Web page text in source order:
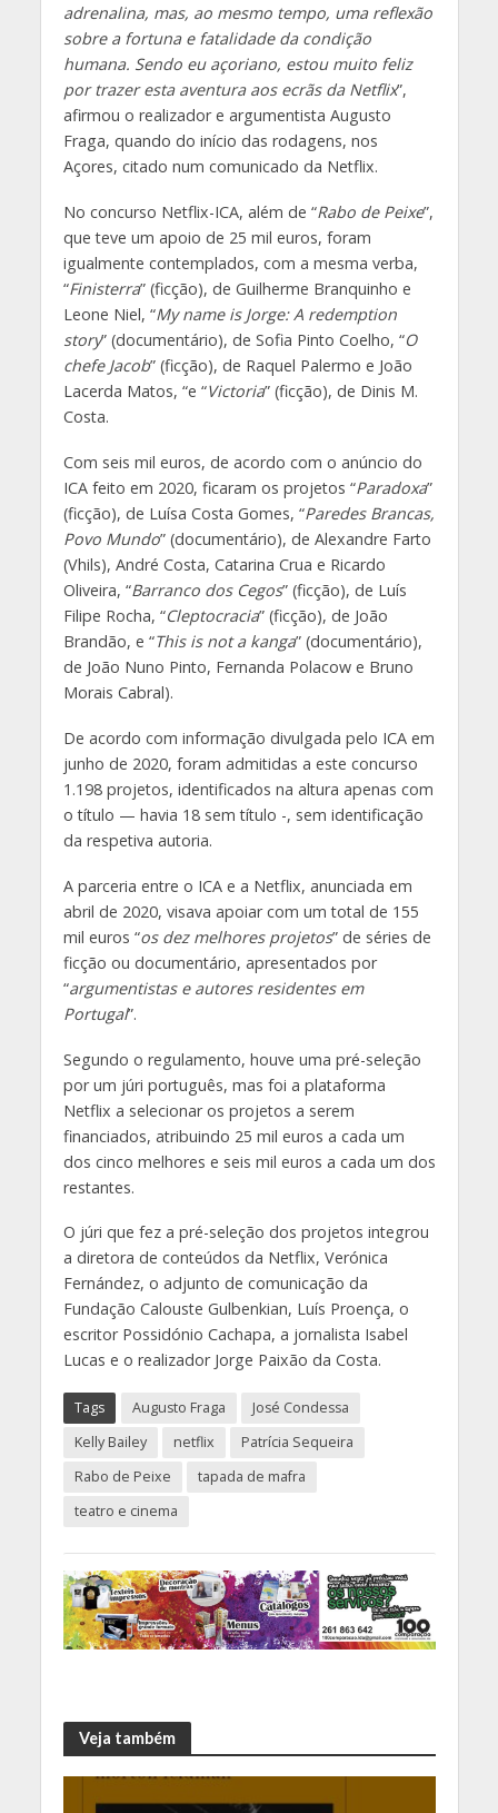
adrenalina, mas, ao mesmo tempo, uma reflexão
sobre a fortuna e fatalidade da condição
humana. Sendo eu açoriano, estou muito feliz
por trazer esta aventura aos ecrãs da Netflix”,
afirmou o realizador e argumentista Augusto
Fraga, quando do início das rodagens, nos
Açores, citado num comunicado da Netflix.
No concurso Netflix-ICA, além de “Rabo de Peixe”,
que teve um apoio de 25 mil euros, foram
igualmente contemplados, com a mesma verba,
“Finisterra” (ficção), de Guilherme Branquinho e
Leone Niel, “My name is Jorge: A redemption
story” (documentário), de Sofia Pinto Coelho, “O
chefe Jacob” (ficção), de Raquel Palermo e João
Lacerda Matos, “e “Victoria” (ficção), de Dinis M.
Costa.
Com seis mil euros, de acordo com o anúncio do
ICA feito em 2020, ficaram os projetos “Paradoxa”
(ficção), de Luísa Costa Gomes, “Paredes Brancas,
Povo Mundo” (documentário), de Alexandre Farto
(Vhils), André Costa, Catarina Crua e Ricardo
Oliveira, “Barranco dos Cegos” (ficção), de Luís
Filipe Rocha, “Cleptocracia” (ficção), de João
Brandão, e “This is not a kanga” (documentário),
de João Nuno Pinto, Fernanda Polacow e Bruno
Morais Cabral).
De acordo com informação divulgada pelo ICA em
junho de 2020, foram admitidas a este concurso
1.198 projetos, identificados na altura apenas com
o título — havia 18 sem título -, sem identificação
da respetiva autoria.
A parceria entre o ICA e a Netflix, anunciada em
abril de 2020, visava apoiar com um total de 155
mil euros “os dez melhores projetos” de séries de
ficção ou documentário, apresentados por
“argumentistas e autores residentes em
Portugal”.
Segundo o regulamento, houve uma pré-seleção
por um júri português, mas foi a plataforma
Netflix a selecionar os projetos a serem
financiados, atribuindo 25 mil euros a cada um
dos cinco melhores e seis mil euros a cada um dos
restantes.
O júri que fez a pré-seleção dos projetos integrou
a diretora de conteúdos da Netflix, Verónica
Fernández, o adjunto de comunicação da
Fundação Calouste Gulbenkian, Luís Proença, o
escritor Possidónio Cachapa, a jornalista Isabel
Lucas e o realizador Jorge Paixão da Costa.
Tags Augusto Fraga
José Condessa
Kelly Bailey
netflix
Patrícia Sequeira
Rabo de Peixe
tapada de mafra
teatro e cinema
Veja também